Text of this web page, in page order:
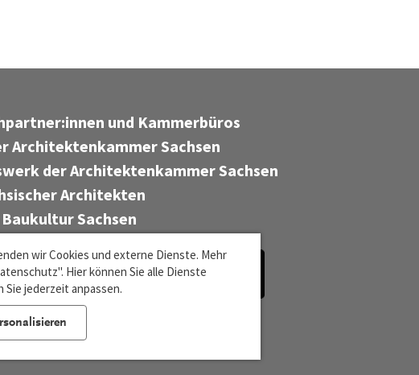
und Kammerbüros
Architektenkammer Sachsen
der Architektenkammer Sachsen
Architekten
Sachsen
wir Cookies und externe Dienste. Mehr
Hier können Sie alle Dienste
jederzeit anpassen.